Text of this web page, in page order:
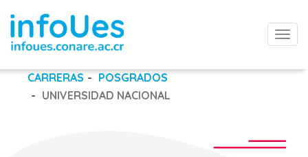
CARRERAS
POSGRADOS
UNIVERSIDAD NACIONAL